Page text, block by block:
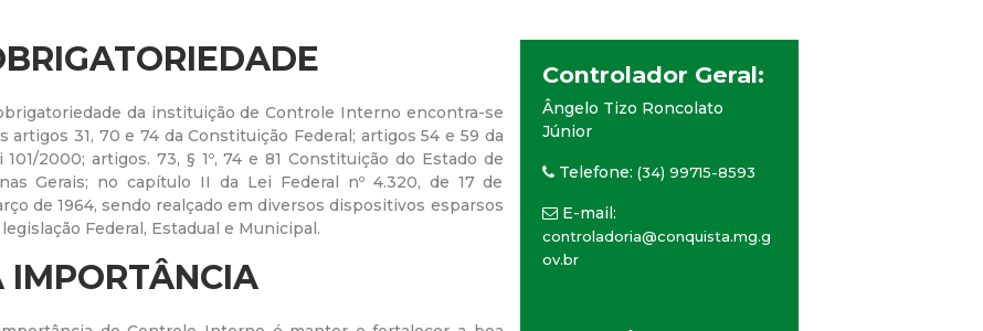
i
t
u
r
a
M
da instituição de Controle Interno encontra-se
artigos 31, 70 e 74 da Constituição Federal; artigos 54 e 59 da
101/2000; artigos. 73, § 1º, 74 e 81 Constituição do Estado de
Gerais; no capítulo II da Lei Federal nº 4.320, de 17 de
de 1964, sendo realçado em diversos dispositivos esparsos
Federal, Estadual e Municipal.
IMPORTÂNCIA
Controlador Geral:
Ângelo Tizo Roncolato
Júnior
Telefone: (34) 99715-8593
E-mail:
controladoria@conquista.mg.g
ov.br